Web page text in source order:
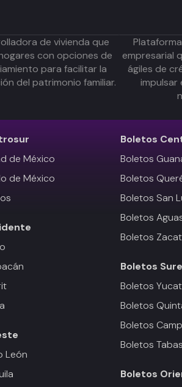
de vivienda que
con opciones de
para facilitar la
del patrimonio familiar.
empresarial
ágiles de
impulsar
de México
de México
León
Boletos
Boletos
Boletos
Boletos San
Boletos
Boletos
Boletos
Boletos
Boletos
Boletos
Boletos
Boletos